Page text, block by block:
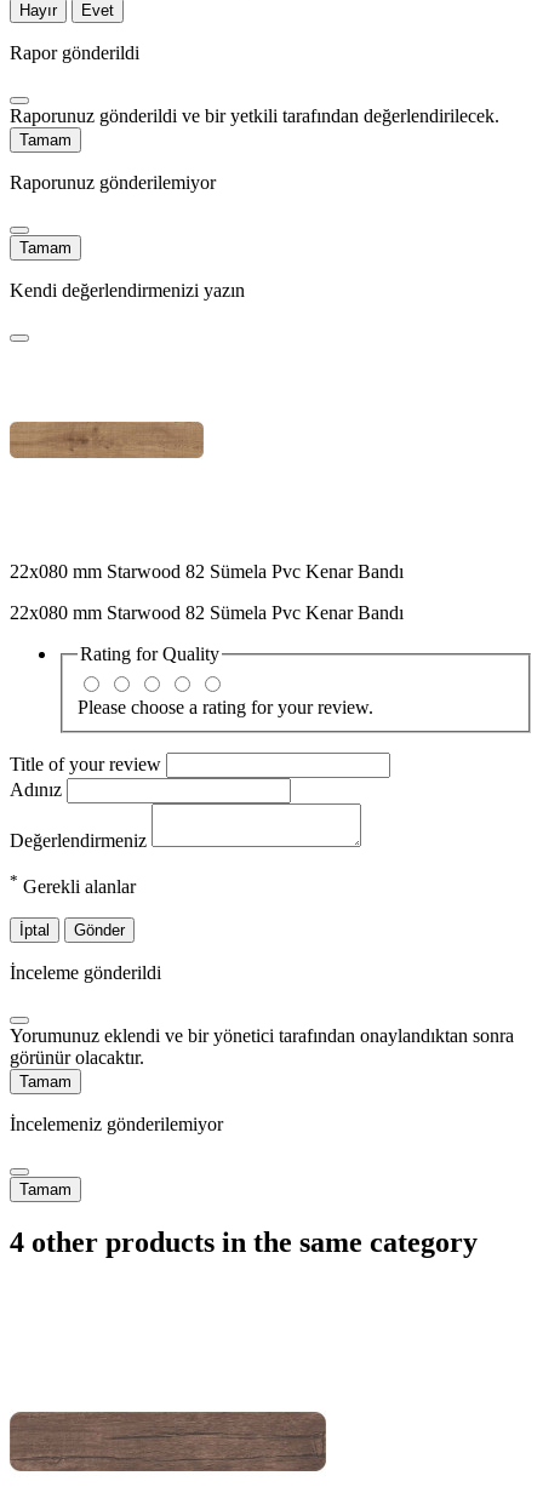
Hayır Evet
Rapor gönderildi
Raporunuz gönderildi ve bir yetkili tarafından değerlendirilecek.
Tamam
Raporunuz gönderilemiyor
Tamam
Kendi değerlendirmenizi yazın
22x080 mm Starwood 82 Sümela Pvc Kenar Bandı
22x080 mm Starwood 82 Sümela Pvc Kenar Bandı
Rating forQuality
Please choose a rating for your review.
Title of your review
Adınız
Değerlendirmeniz
* Gerekli alanlar
İptal Gönder
İnceleme gönderildi
Yorumunuz eklendi ve bir yönetici tarafından onaylandıktan sonra
görünür olacaktır.
Tamam
İncelemeniz gönderilemiyor
Tamam
4 other products in the same category